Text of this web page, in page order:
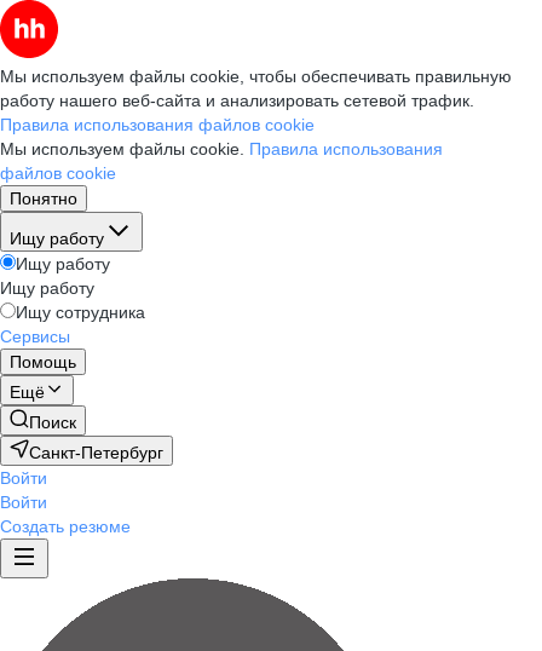
Мы используем файлы cookie, чтобы обеспечивать правильную
работу нашего веб-сайта и анализировать сетевой трафик.
Правила использования файлов cookie
Мы используем файлы cookie. Правила использования
файлов cookie
Понятно
Ищу работу
Ищу работу
Ищу работу
Ищу сотрудника
Сервисы
Помощь
Ещё
Поиск
Санкт-Петербург
Войти
Войти
Создать резюме